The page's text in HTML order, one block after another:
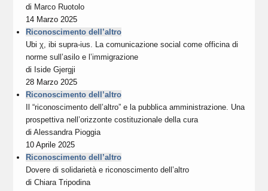
di Marco Ruotolo
14 Marzo 2025
Riconoscimento dell’altro
Ubi χ, ibi supra-ius. La comunicazione social come officina di
norme sull’asilo e l’immigrazione
di Iside Gjergji
28 Marzo 2025
Riconoscimento dell’altro
Il “riconoscimento dell’altro” e la pubblica amministrazione. Una
prospettiva nell’orizzonte costituzionale della cura
diAlessandra Pioggia
10 Aprile 2025
Riconoscimento dell’altro
Dovere di solidarietà e riconoscimento dell’altro
diChiara Tripodina